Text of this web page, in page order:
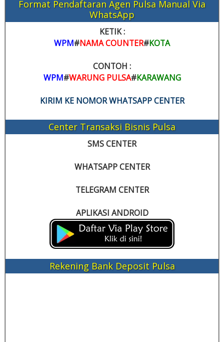
Format Pendaftaran Agen Pulsa Manual Via
WhatsApp
KETIK :
WPM#NAMA COUNTER#KOTA
CONTOH :
WPM#WARUNG PULSA#KARAWANG
KIRIM KE NOMOR WHATSAPP CENTER
Center Transaksi Bisnis Pulsa
SMS CENTER
WHATSAPP CENTER
TELEGRAM CENTER
APLIKASI ANDROID
Rekening Bank Deposit Pulsa